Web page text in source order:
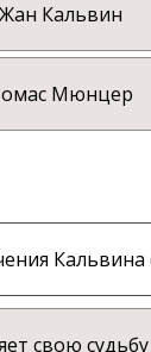
Жан Кальвин
Мюнцер
свою